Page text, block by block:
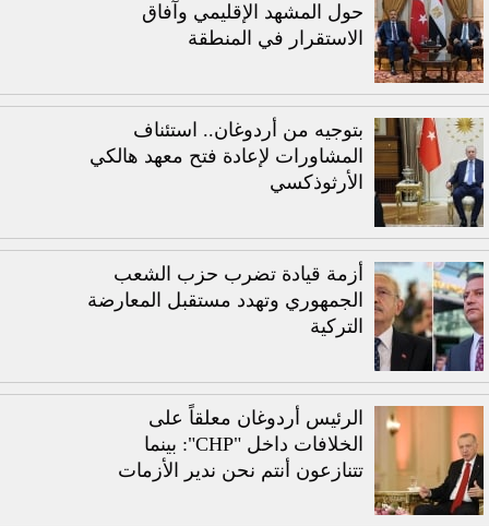
حول المشهد الإقليمي وآفاق
الاستقرار في المنطقة
بتوجيه من أردوغان.. استئناف
المشاورات لإعادة فتح معهد هالكي
الأرثوذكسي
أزمة قيادة تضرب حزب الشعب
الجمهوري وتهدد مستقبل المعارضة
التركية
الرئيس أردوغان معلقاً على
الخلافات داخل "CHP": بينما
تتنازعون أنتم نحن ندير الأزمات